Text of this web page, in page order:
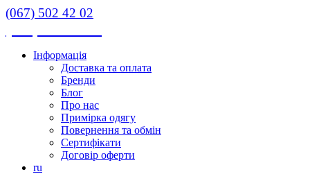
(067) 502 42 02
Інформація
Доставка та оплата
Бренди
Блог
Про нас
Примірка одягу
Повернення та обмін
Сертифікати
Договір оферти
ru